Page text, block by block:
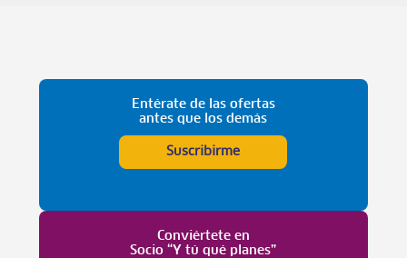
Entérate de las ofertas
antes que los demás
Suscribirme
Conviértete en
Socio “Y tú qué planes”